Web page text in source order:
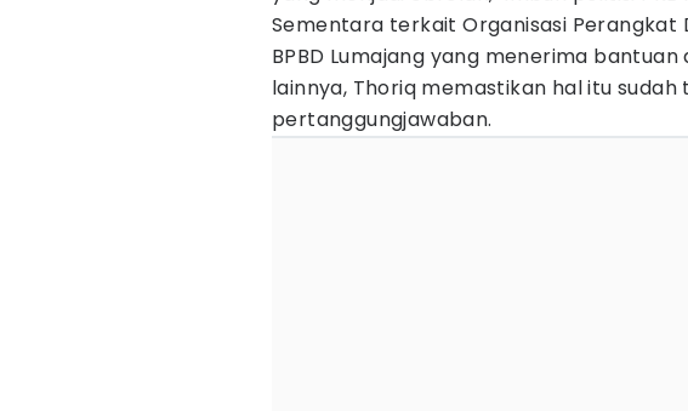
Sementara terkait Organisasi Perangkat
BPBD Lumajang yang menerima
lainnya, Thoriq memastikan hal itu
pertanggungjawaban.